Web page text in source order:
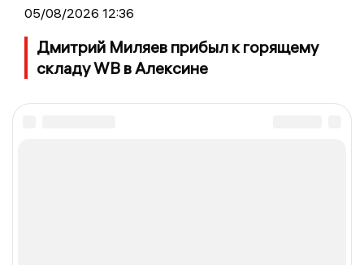
05/08/2026 12:36
Дмитрий Миляев прибыл к горящему
складу WB в Алексине